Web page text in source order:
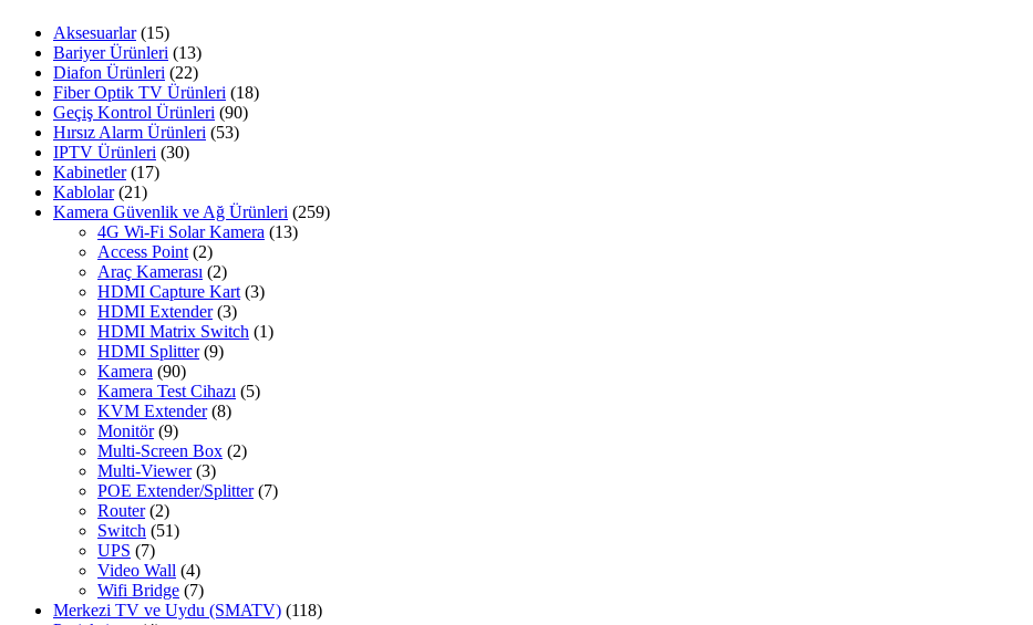
Aksesuarlar (15)
Bariyer Ürünleri (13)
Diafon Ürünleri (22)
Fiber Optik TV Ürünleri (18)
Geçiş Kontrol Ürünleri (90)
Hırsız Alarm Ürünleri (53)
IPTV Ürünleri (30)
Kabinetler (17)
Kablolar (21)
Kamera Güvenlik ve Ağ Ürünleri (259)
4G Wi-Fi Solar Kamera (13)
Access Point (2)
Araç Kamerası (2)
HDMI Capture Kart (3)
HDMI Extender (3)
HDMI Matrix Switch (1)
HDMI Splitter (9)
Kamera (90)
Kamera Test Cihazı (5)
KVM Extender (8)
Monitör (9)
Multi-Screen Box (2)
Multi-Viewer (3)
POE Extender/Splitter (7)
Router (2)
Switch (51)
UPS (7)
Video Wall (4)
Wifi Bridge (7)
Merkezi TV ve Uydu (SMATV) (118)